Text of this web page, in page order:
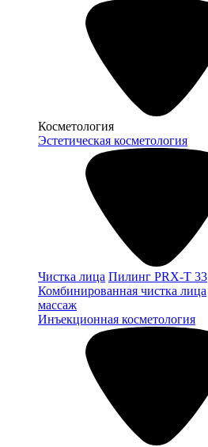
Косметология
Эстетическая косметология
Чистка лица Пилинг PRX-T 33
Комбинированная чистка лица
массаж
Инъекционная косметология